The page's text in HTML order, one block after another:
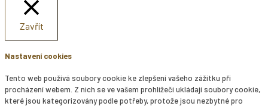
Zavřít
Nastavení cookies
Tento web používá soubory cookie ke zlepšení vašeho zážitku při
procházení webem. Z nich se ve vašem prohlížeči ukládají soubory cookie,
které jsou kategorizovány podle potřeby, protože jsou nezbytné pro